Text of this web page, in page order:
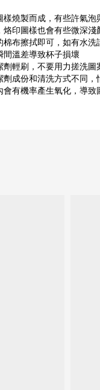
燒製而成，有些許氣泡
印圖樣也會有些微深淺
布擦拭即可，如有水
溫差導致杯子損壞
輕刷，不要用力搓洗圖
成份和清洗方式不同
有機率產生氧化，導